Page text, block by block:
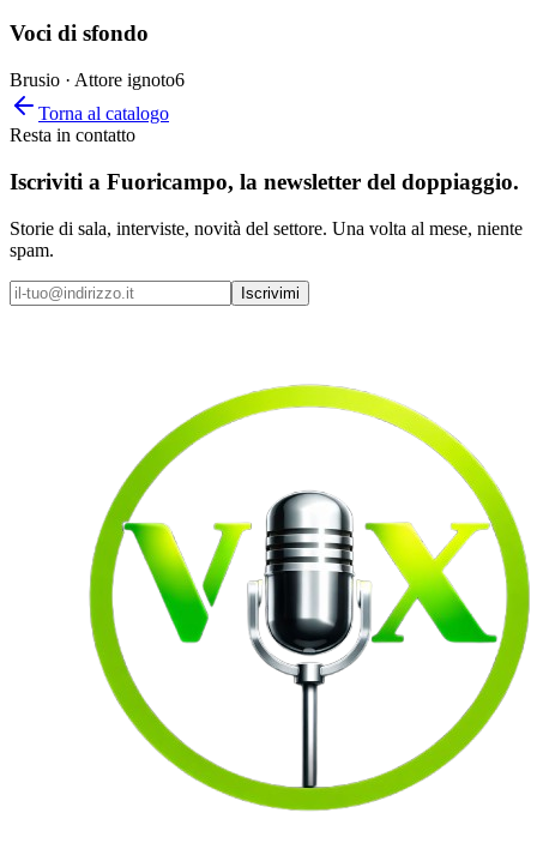
Voci di sfondo
Brusio · Attore ignoto6
Torna al catalogo
Resta in contatto
Iscriviti a Fuoricampo, la newsletter del doppiaggio.
Storie di sala, interviste, novità del settore. Una volta al mese, niente
spam.
Iscrivimi